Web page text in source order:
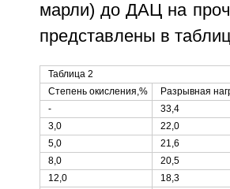
марли) до ДАЦ на
представлены в
Таблица 2
Степень окисления,%
Разрывная
-
33,4
3,0
22,0
5,0
21,6
8,0
20,5
12,0
18,3